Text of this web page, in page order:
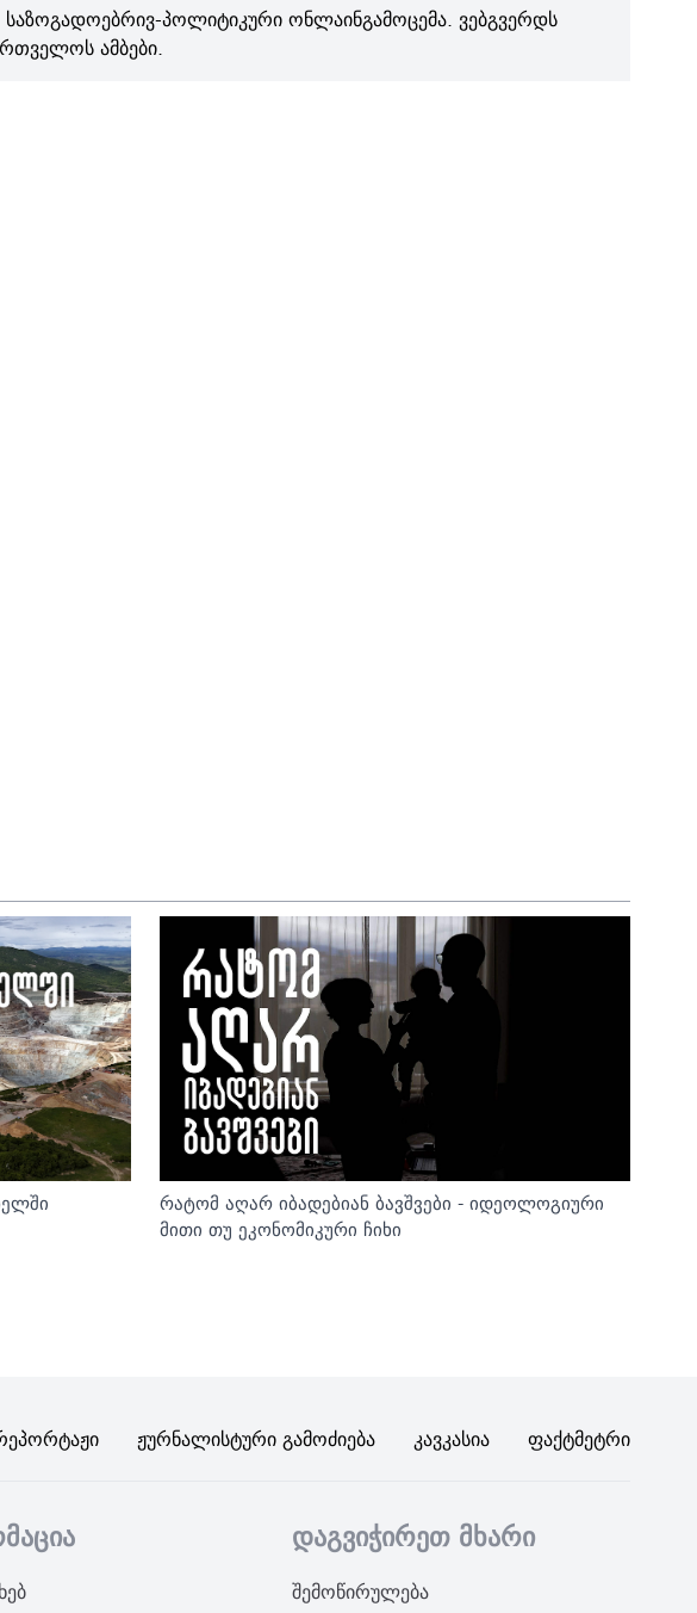
პოლიტიკური ონლაინგამოცემა. ვებგვერდს
ამბები.
რატომ აღარ იბადებიან ბავშვები - იდეოლოგიური
მითი თუ ეკონომიკური ჩიხი
Ჟურნალისტური Გამოძიება Კავკასია Ფაქტმეტრი
დაგვიჭირეთ მხარი
შემოწირულება